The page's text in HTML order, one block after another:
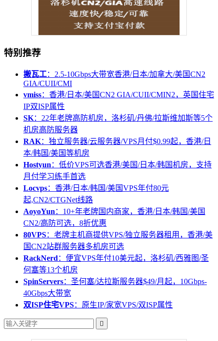
特别推荐
搬瓦工：2.5-10Gbps大带宽香港/日本/加拿大/美国CN2
GIA/CUII/CMI
vmiss：香港/日本/美国CN2 GIA/CUII/CMIN2，英国住宅
IP双ISP属性
SK：22年老牌高防机房，洛杉矶/丹佛/拉斯维加斯等5个
机房高防服务器
RAK：独立服务器/云服务器/VPS月付$0.99起，香港/日
本/韩国/美国等机房
Hostyun ：低价VPS可选香港/美国/日本/韩国机房，支持
月付学习练手首选
Locvps：香港/日本/韩国/美国VPS年付80元
起,CN2/CTGNet线路
AoyoYun ：10+年老牌国内商家，香港/日本/韩国/美国
CN2/高防可选，8折优惠
80VPS：老牌主机商提供VPS/独立服务器租用，香港/美
国CN2站群服务器多机房可选
RackNerd ：便宜VPS年付10美元起，洛杉矶/西雅图/圣
何塞等13个机房
SpinServers：圣何塞/达拉斯服务器$49/月起，10Gbps-
40Gbps大带宽
双ISP住宅VPS：原生IP/家宽VPS/双ISP属性
